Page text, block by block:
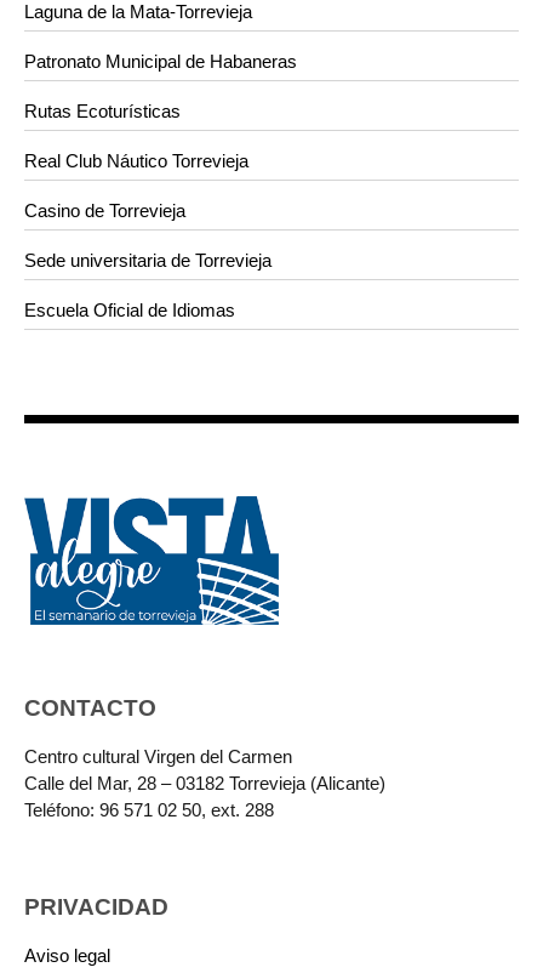
Laguna de la Mata-Torrevieja
Patronato Municipal de Habaneras
Rutas Ecoturísticas
Real Club Náutico Torrevieja
Casino de Torrevieja
Sede universitaria de Torrevieja
Escuela Oficial de Idiomas
CONTACTO
Centro cultural Virgen del Carmen
Calle del Mar, 28 – 03182 Torrevieja (Alicante)
Teléfono: 96 571 02 50, ext. 288
PRIVACIDAD
Aviso legal